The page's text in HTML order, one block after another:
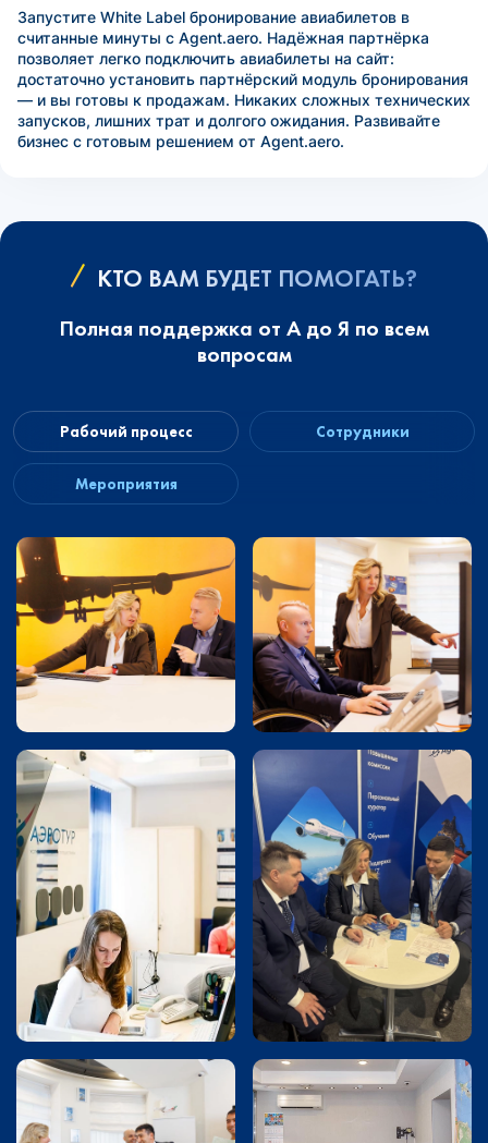
Запустите White Label бронирование авиабилетов в
считанные минуты с Agent.aero. Надёжная партнёрка
позволяет легко подключить авиабилеты на сайт:
достаточно установить партнёрский модуль бронирования
— и вы готовы к продажам. Никаких сложных технических
запусков, лишних трат и долгого ожидания. Развивайте
бизнес с готовым решением от Agent.aero.
КТО ВАМ БУДЕТ ПОМОГАТЬ?
Полная поддержка от А до Я по всем
вопросам
Рабочий процесс Сотрудники
Мероприятия